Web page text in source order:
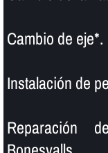
Cambio de eje*.
Instalación de
Reparación